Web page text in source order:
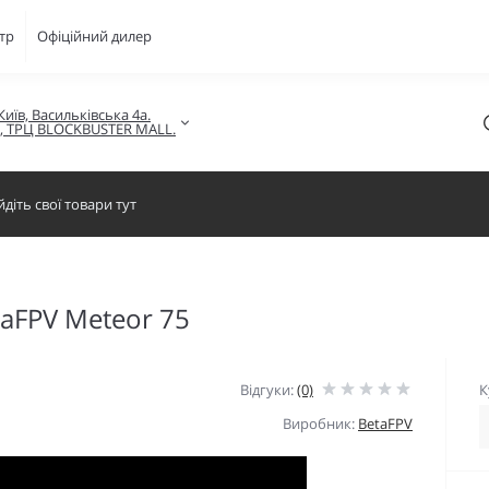
Офіційний дилер
Васильківська 4а.
ТРЦ BLOCKBUSTER MALL.
Meteor 75
Відгуки:(0)
Виробник: BetaFPV